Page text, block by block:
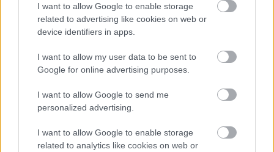
I want to allow Google to enable storage
related to advertising like cookies on web or
device identifiers in apps.
I want to allow my user data to be sent to
Google for online advertising purposes.
I want to allow Google to send me
personalized advertising.
I want to allow Google to enable storage
related to analytics like cookies on web or
Galéria